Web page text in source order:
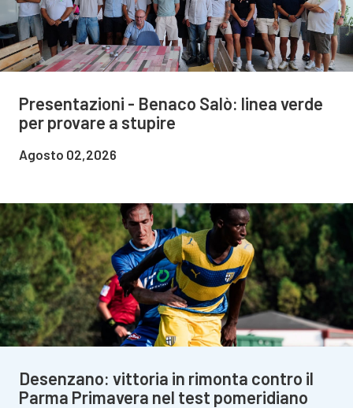
Presentazioni - Benaco Salò: linea verde
per provare a stupire
Agosto 02,2026
Desenzano: vittoria in rimonta contro il
Parma Primavera nel test pomeridiano